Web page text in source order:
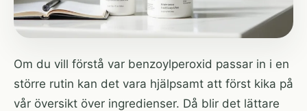
Om du vill förstå var benzoylperoxid passar in i en
större rutin kan det vara hjälpsamt att först kika på
vår översikt över ingredienser. Då blir det lättare